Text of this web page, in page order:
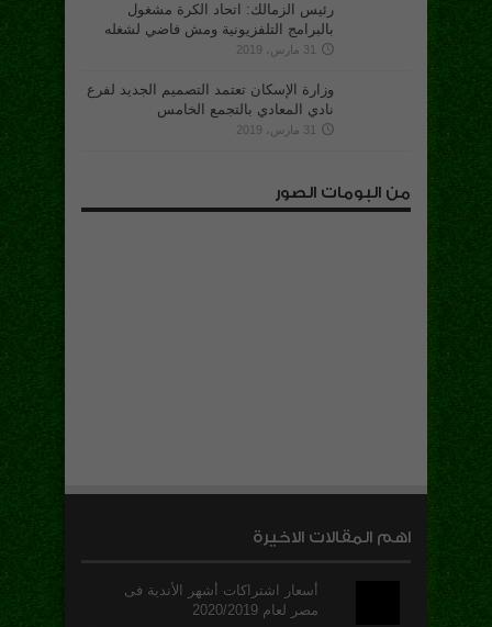
رئيس الزمالك: اتحاد الكرة مشغول
بالبرامج التلفزيونية ومش فاضي لشغله
31 مارس، 2019
وزارة الإسكان تعتمد التصميم الجديد لفرع
نادي المعادي بالتجمع الخامس
31 مارس، 2019
من البومات الصور
اهم المقالات الاخيرة
أسعار اشتراكات أشهر الأندية فى
مصر لعام 2020/2019